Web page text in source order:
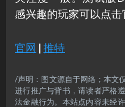
感兴趣的玩家可以点击
官网 | 推特
/声明：图文源自于网络；本文
进行推广与背书，请读者严格
法金融行为。本站点内容未经